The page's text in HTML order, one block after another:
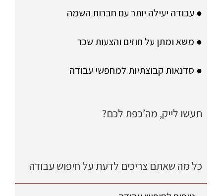
● עבודה יעילה יותר עם חברות השמה
● משא ומתן על חוזים והצעות שכר
● סדנאות קבוצתיות למחפשי עבודה
תעשו לייק, מה’כפת לכם?
כל מה שאתם צריכים לדעת על חיפוש עבודה